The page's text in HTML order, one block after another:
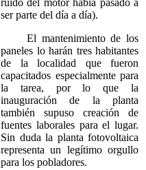
ser parte del día a día).
El mantenimiento de los
paneles lo harán tres habitantes
de la localidad que fueron
capacitados especialmente para
la tarea, por lo que la
inauguración de la planta
también supuso creación de
fuentes laborales para el lugar.
Sin duda la planta fotovoltaica
representa un legítimo orgullo
para los pobladores.